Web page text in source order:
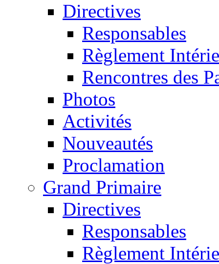
Directives
Responsables
Règlement
Rencontres des
Photos
Activités
Nouveautés
Proclamation
Grand Primaire
Directives
Responsables
Règlement